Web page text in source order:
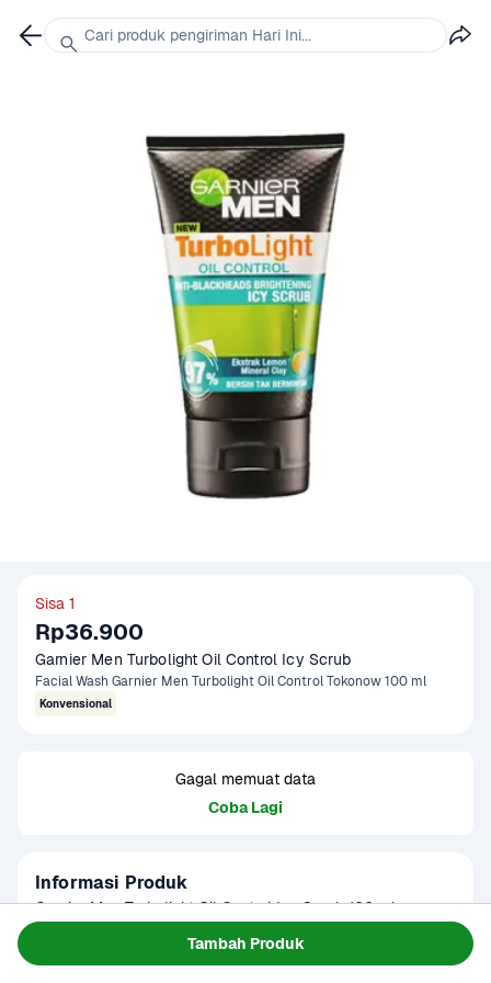
Tambah Produk
Sisa 1
Rp36.900
Garnier Men Turbolight Oil Control Icy Scrub
Facial Wash Garnier Men Turbolight Oil Control Tokonow 100 ml
Konvensional
Gagal memuat data
Coba Lagi
Informasi Produk
Garnier Men Turbolight Oil Control Icy Scrub 100 ml
kotoran dengan sensasi dingin menyegarkan. Diperkaya
Cari produk pengiriman Hari Ini...